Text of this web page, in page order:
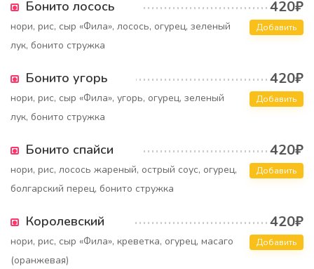
Бонито лосось 420₽
нори, рис, сыр «Фила», лосось, огурец, зеленый
лук, бонито стружка
Добавить
Бонито угорь 420₽
нори, рис, сыр «Фила», угорь, огурец, зеленый
лук, бонито стружка
Добавить
Бонито спайси 420₽
нори, рис, лосось жареный, острый соус, огурец,
болгарский перец, бонито стружка
Добавить
Королевский 420₽
нори, рис, сыр «Фила», креветка, огурец, масаго
(оранжевая)
Добавить